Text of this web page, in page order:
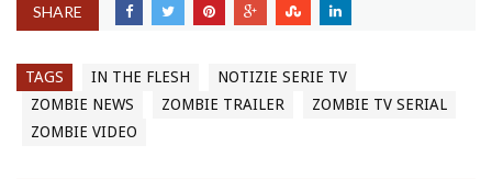
SHARE
TAGS IN THE FLESH
NOTIZIE SERIE TV
ZOMBIE NEWS
ZOMBIE TRAILER
ZOMBIE TV SERIAL
ZOMBIE VIDEO